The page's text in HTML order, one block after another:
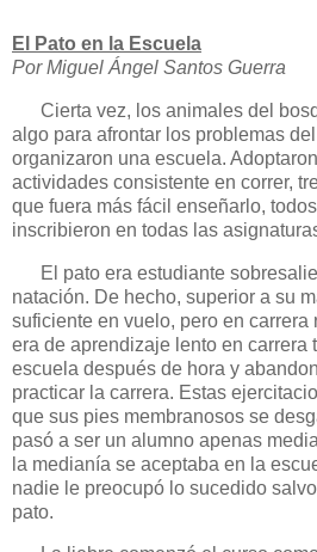
El Pato en la Escuela
Por Miguel Ángel Santos Guerra
Cierta vez, los animales del
algo para afrontar los problemas
organizaron una escuela.
actividades consistente en correr,
que fuera más fácil enseñarlo,
inscribieron en todas las
El pato era estudiante
natación. De hecho, superior a su
suficiente en vuelo, pero en carrera
era de aprendizaje lento en carrera
escuela después de hora y
practicar la carrera. Estas
que sus pies membranosos se
pasó a ser un alumno apenas
la medianía se aceptaba en la
nadie le preocupó lo sucedido
pato.